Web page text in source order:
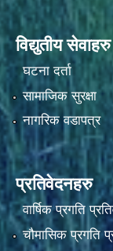
विद्युतीय सेवाहरु
घटना दर्ता
सामाजिक सुरक्षा
नागरिक वडापत्र
प्रतिवेदनहरु
वार्षिक प्रगति
चौमासिक प्रगति